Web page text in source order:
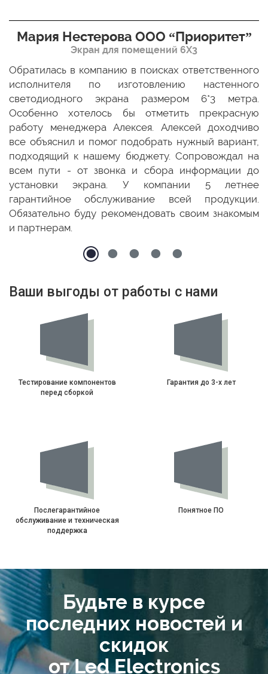
Мария Нестерова ООО “Приоритет”
Экран для помещений 6Х3
Обратилась в компанию в поисках ответственного
исполнителя по изготовлению настенного
светодиодного экрана размером 6*3 метра.
Особенно хотелось бы отметить прекрасную
работу менеджера Алексея. Алексей доходчиво
все объяснил и помог подобрать нужный вариант,
подходящий к нашему бюджету. Сопровождал на
всем пути - от звонка и сбора информации до
установки экрана. У компании 5 летнее
гарантийное обслуживание всей продукции.
Обязательно буду рекомендовать своим знакомым
и партнерам.
Ваши выгоды от работы с нами
Тестирование компонентов
перед сборкой
Гарантия до 3-х лет
Послегарантийное
обслуживание и техническая
поддержка
Понятное ПО
Будьте в курсе
последних новостей и
скидок
от Led Electronics